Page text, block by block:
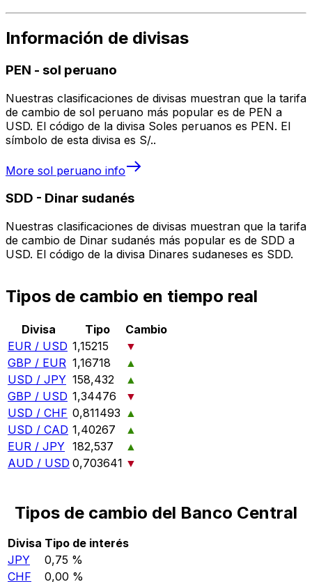
Información de divisas
PEN - sol peruano
Nuestras clasificaciones de divisas muestran que la tarifa
de cambio de sol peruano más popular es de PEN a
USD. El código de la divisa Soles peruanos es PEN. El
símbolo de esta divisa es S/..
More sol peruano info
SDD - Dinar sudanés
Nuestras clasificaciones de divisas muestran que la tarifa
de cambio de Dinar sudanés más popular es de SDD a
USD. El código de la divisa Dinares sudaneses es SDD.
Tipos de cambio en tiempo real
Divisa Tipo
Cambio
EUR / USD 1,15215
▼
GBP / EUR 1,16718
▲
USD / JPY 158,432
▲
GBP / USD 1,34476
▼
USD / CHF 0,811493 ▲
USD / CAD 1,40267
▲
EUR / JPY 182,537
▲
AUD / USD 0,703641 ▼
Tipos de cambio del Banco Central
Divisa Tipo de interés
JPY
0,75 %
CHF
0,00 %